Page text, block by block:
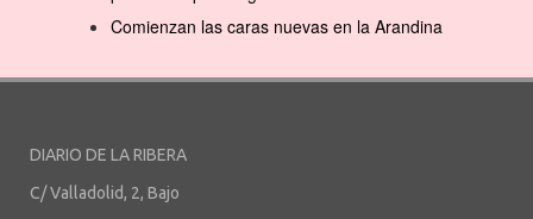
Comienzan las caras nuevas en la Arandina
DIARIO DE LA RIBERA
C/ Valladolid, 2, Bajo